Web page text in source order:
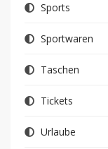
Sports
Sportwaren
Taschen
Tickets
Urlaube